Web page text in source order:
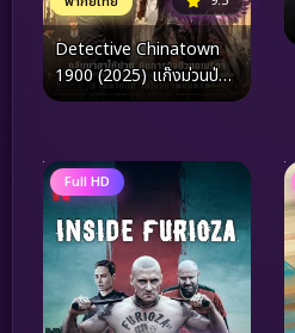
Detective Chinatown
1900 (2025) แก๊งม่วนป่วน
อเมริกา
Full HD